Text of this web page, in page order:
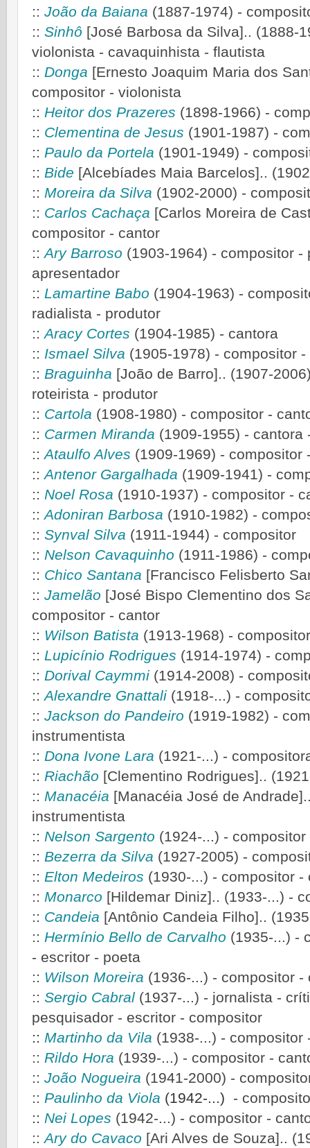
:: João da Baiana (1887-1974) -
:: Sinhô [José Barbosa da Silva].. (1888-
violonista - cavaquinhista - flautista
:: Donga [Ernesto Joaquim Maria dos
compositor - violonista
:: Heitor dos Prazeres (1898-1966) -
:: Clementina de Jesus (1901-1987) -
:: Paulo da Portela (1901-1949) -
:: Bide [Alcebíades Maia Barcelos]..
:: Moreira da Silva (1902-2000) -
:: Carlos Cachaça [Carlos Moreira de
compositor - cantor
::Ary Barroso (1903-1964) - compositor -
apresentador
:: Lamartine Babo (1904-1963) -
radialista - produtor
::Aracy Cortes (1904-1985) - cantora
:: Ismael Silva (1905-1978) - compositor -
:: Braguinha [João de Barro].. (1907-
roteirista - produtor
:: Cartola (1908-1980) - compositor -
:: Carmen Miranda (1909-1955) - cantora
::Ataulfo Alves (1909-1969) - compositor
::Antenor Gargalhada (1909-1941) -
:: Noel Rosa (1910-1937) - compositor -
::Adoniran Barbosa (1910-1982) -
:: Synval Silva (1911-1944) - compositor
:: Nelson Cavaquinho (1911-1986) -
:: Chico Santana [Francisco Felisberto
:: Jamelão [José Bispo Clementino dos
compositor - cantor
:: Wilson Batista (1913-1968) -
:: Lupicínio Rodrigues (1914-1974) -
:: Dorival Caymmi (1914-2008) -
::Alexandre Gnattali (1918-...) -
:: Jackson do Pandeiro (1919-1982) -
instrumentista
:: Dona Ivone Lara (1921-...) -
:: Riachão [Clementino Rodrigues]..
:: Manacéia [Manacéia José de
instrumentista
:: Nelson Sargento (1924-...) -
:: Bezerra da Silva (1927-2005) -
:: Elton Medeiros (1930-...) - compositor
:: Monarco [Hildemar Diniz].. (1933-...) -
:: Candeia [Antônio Candeia Filho]..
:: Hermínio Bello de Carvalho (1935-...) -
- escritor - poeta
:: Wilson Moreira (1936-...) - compositor -
:: Sergio Cabral (1937-...) - jornalista -
pesquisador - escritor - compositor
:: Martinho da Vila (1938-...) - compositor
:: Rildo Hora (1939-...) - compositor -
:: João Nogueira (1941-2000) -
:: Paulinho da Viola (1942-...) -
:: Nei Lopes (1942-...) - compositor -
::Ary do Cavaco [Ari Alves de Souza]..